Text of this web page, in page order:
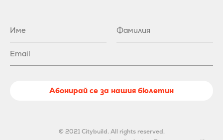
Абонирай се за нашия бюлетин
© 2021 Citybuild. All rights reserved.